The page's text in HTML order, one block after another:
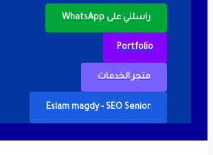
راسلني على WhatsApp
Portfolio
متجر الخدمات
Eslam magdy - SEO Senior